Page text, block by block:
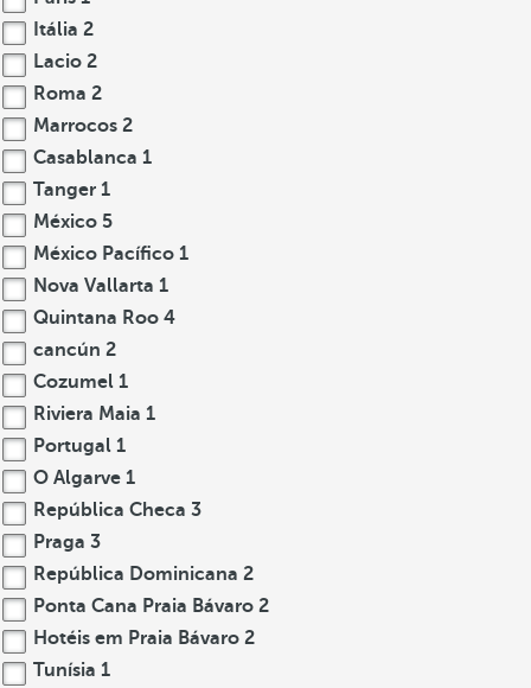
Itália 2
Lacio 2
Roma 2
Marrocos 2
Casablanca 1
Tanger 1
México 5
México Pacífico 1
Nova Vallarta 1
Quintana Roo 4
cancún 2
Cozumel 1
Riviera Maia 1
Portugal 1
O Algarve 1
República Checa 3
Praga 3
República Dominicana 2
Ponta Cana Praia Bávaro 2
Hotéis em Praia Bávaro 2
Tunísia 1